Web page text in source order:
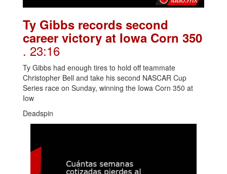
Ty Gibbs records second
career victory at Iowa Corn 350
. 23:16
Ty Gibbs had enough tires to hold off teammate
Christopher Bell and take his second NASCAR Cup
Series race on Sunday, winning the Iowa Corn 350 at
Iow
Deadspin